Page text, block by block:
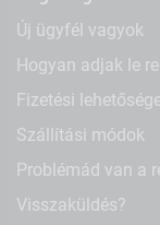
Új ügyfél vagyok
Hogyan adjak le
Fizetési
Szállítási módok
Problémád van a
Visszaküldés?